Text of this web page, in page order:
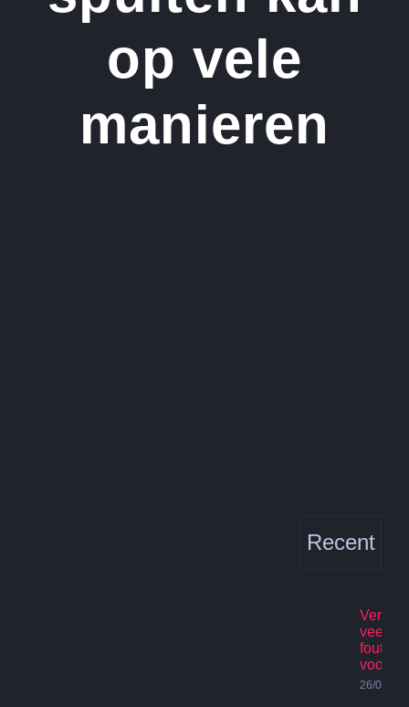
op vele
manieren
Recent
fouten
26/07/